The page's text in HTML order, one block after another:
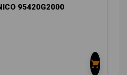
95420G2000